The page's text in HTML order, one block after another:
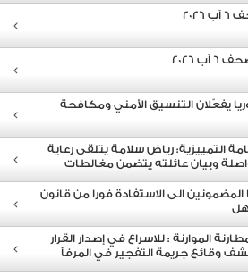
2026
يفعّلان التنسيق الأمني ومكافحة
التمييزية: رياض سلامة يتلقى رعاية
وبيان عائلته يتضمن مغالطات
الى الاستفادة فورا من قانون
الموارنة : للاسراع في إصدار القرار
وقائع جريمة التفجير في المرفأ